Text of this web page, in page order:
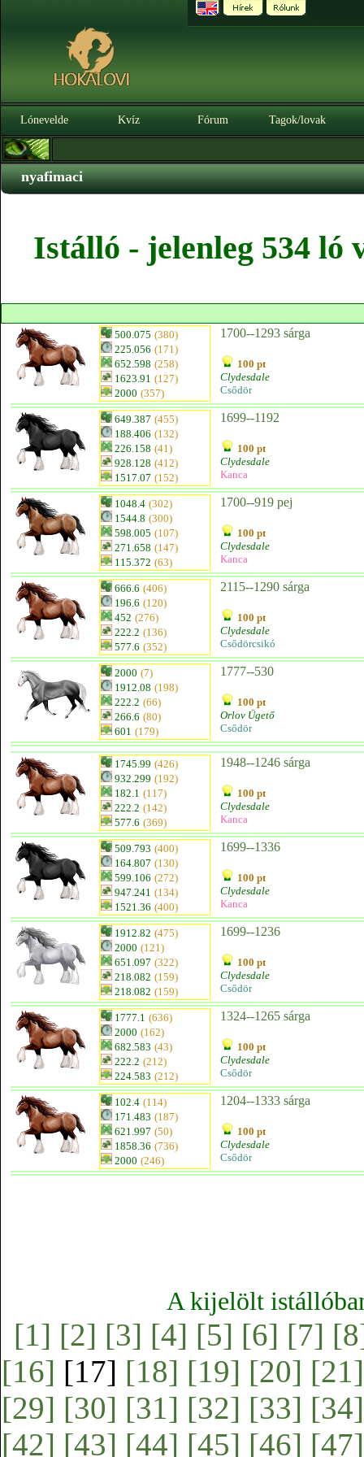
Lónevelde Kvíz Fórum Tagok/lovak
nyafimaci
Istálló - jelenleg 534 ló
500.075 (380)
225.056 (171)
652.598 (258)
1623.91 (127)
2000 (357)
1700--1293 sárga
100 pt
Clydesdale
Csődör
649.387 (455)
188.406 (132)
226.158 (41)
928.128 (412)
1517.07 (152)
1699--1192
100 pt
Clydesdale
Kanca
1048.4 (302)
1544.8 (300)
598.005 (107)
271.658 (147)
115.372 (63)
1700--919 pej
100 pt
Clydesdale
Kanca
666.6 (406)
196.6 (120)
452 (276)
222.2 (136)
577.6 (352)
2115--1290 sárga
100 pt
Clydesdale
Csődörcsikó
2000 (7)
1912.08 (198)
222.2 (66)
266.6 (80)
601 (179)
1777--530
100 pt
Orlov Ügető
Csődör
1745.99 (426)
932.299 (192)
182.1 (117)
222.2 (142)
577.6 (369)
1948--1246 sárga
100 pt
Clydesdale
Kanca
509.793 (400)
164.807 (130)
599.106 (272)
947.241 (134)
1521.36 (400)
1699--1336
100 pt
Clydesdale
Kanca
1912.82 (475)
2000 (121)
651.097 (322)
218.082 (159)
218.082 (159)
1699--1236
100 pt
Clydesdale
Csődör
1777.1 (636)
2000 (162)
682.583 (43)
222.2 (212)
224.583 (212)
1324--1265 sárga
100 pt
Clydesdale
Csődör
102.4 (114)
171.483 (187)
621.997 (50)
1858.36 (736)
2000 (246)
1204--1333 sárga
100 pt
Clydesdale
Csődör
A kijelölt
[1] [2] [3] [4] [5] [6] [7]
[16] [17] [18] [19] [20] [21]
[29] [30] [31] [32] [33] [34]
[42] [43] [44] [45] [46] [47]